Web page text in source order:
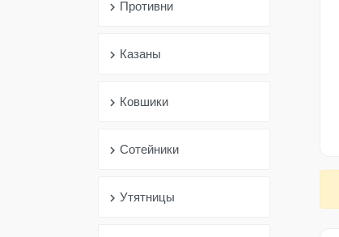
chevron_right Противни
chevron_right Казаны
chevron_right Ковшики
chevron_right Сотейники
chevron_right Утятницы